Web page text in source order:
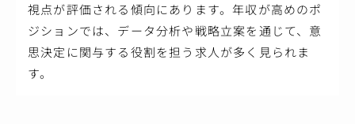
視点が評価される傾向にあります。年収が高めのポ
ジションでは、データ分析や戦略立案を通じて、意
思決定に関与する役割を担う求人が多く見られま
す。